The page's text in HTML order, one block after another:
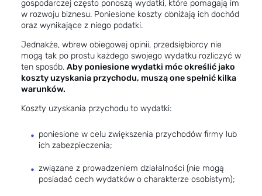
gospodarczej często ponoszą wydatki, które pomagają im
w rozwoju biznesu. Poniesione koszty obniżają ich dochód
oraz wynikające z niego podatki.
Jednakże, wbrew obiegowej opinii, przedsiębiorcy nie
mogą tak po prostu każdego swojego wydatku rozliczyć w
ten sposób. Aby poniesione wydatki móc określić jako
koszty uzyskania przychodu, muszą one spełnić kilka
warunków.
Koszty uzyskania przychodu to wydatki:
poniesione w celu zwiększenia przychodów firmy lub
ich zabezpieczenia;
związane z prowadzeniem działalności (nie mogą
posiadać cech wydatków o charakterze osobistym);